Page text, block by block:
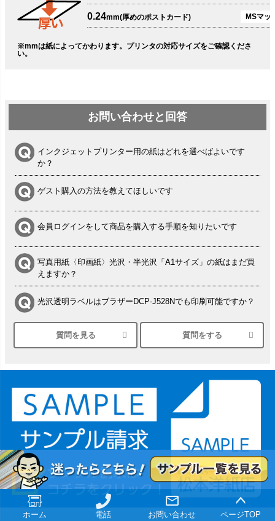
0.24mm(厚めのポストカード) MSマッ
※mmは紙によってかわります。プリンタの対応サイズをご確認くださ
い。
お問い合わせと回答
インクジェットプリンター用の紙はどれを選べばよいです
か？
ゲスト購入の方法を教えてほしいです
会員ログインをして商品を購入する手順を知りたいです
写真用紙〈印画紙〉光沢・半光沢「A1サイズ」の紙はまだ買
えますか？
光沢透明ラベルはブラザーDCP-J528Nでも印刷可能ですか？
シルバーペーパーにEPSON EP-30VAで印刷するときの設定
は？
ーSC-P8050に対応してますか
塩ビのロール紙で離型紙が透明の商品はありますか
つや消し半透明ラベルのロールタイプはありますか？
縦420mm×横650mmの包装紙に適した紙はありますか？
質問を見る 質問をする
ホーム 電話 お問い合わせ ページTOP